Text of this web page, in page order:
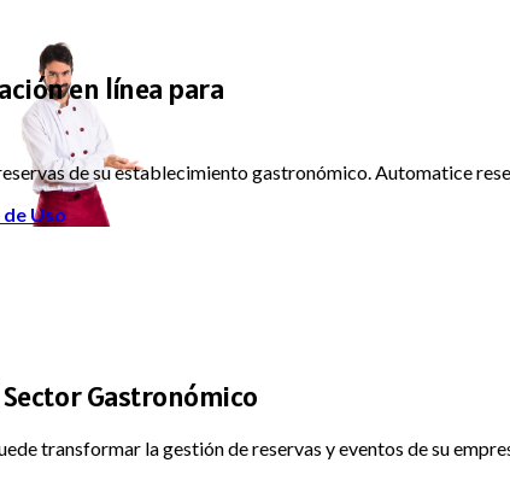
en línea para
|
de su establecimiento gastronómico. Automatice
Uso
Sector Gastronómico
transformar la gestión de reservas y eventos de su